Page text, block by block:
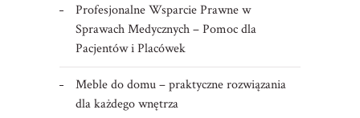
Profesjonalne Wsparcie Prawne w
Sprawach Medycznych – Pomoc dla
Pacjentów i Placówek
Meble do domu – praktyczne rozwiązania
dla każdego wnętrza